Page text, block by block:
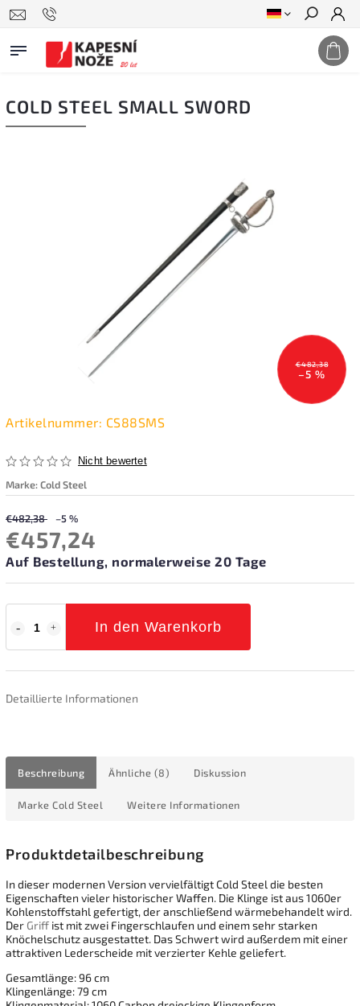
Suchen
COLD STEEL SMALL SWORD
€482,38
–5 %
Artikelnummer: CS88SMS
Nicht bewertet
Marke:Cold Steel
€482,38 –5 %
€457,24
Auf Bestellung, normalerweise 20 Tage
In den Warenkorb
Detaillierte Informationen
Beschreibung Ähnliche (8) Diskussion
Marke Cold Steel Weitere Informationen
Produktdetailbeschreibung
In dieser modernen Version vervielfältigt Cold Steel die besten
Eigenschaften vieler historischer Waffen. Die Klinge ist aus 1060er
Kohlenstoffstahl gefertigt, der anschließend wärmebehandelt wird.
Der Griff ist mit zwei Fingerschlaufen und einem sehr starken
Knöchelschutz ausgestattet. Das Schwert wird außerdem mit einer
attraktiven Lederscheide mit verzierter Kehle geliefert.
Gesamtlänge: 96 cm
Klingenlänge: 79 cm